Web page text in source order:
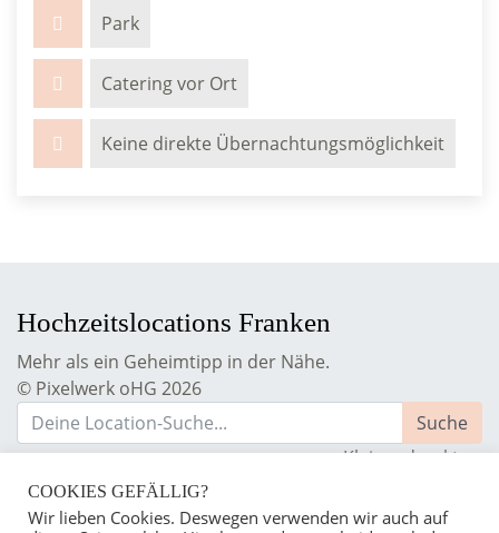
Park
Catering vor Ort
Keine direkte Übernachtungsmöglichkeit
Hochzeitslocations Franken
Mehr als ein Geheimtipp in der Nähe.
© Pixelwerk oHG 2026
Kleingedrucktes:
Datenschutzerklärung
COOKIES GEFÄLLIG?
Wir lieben Cookies. Deswegen verwenden wir auch auf